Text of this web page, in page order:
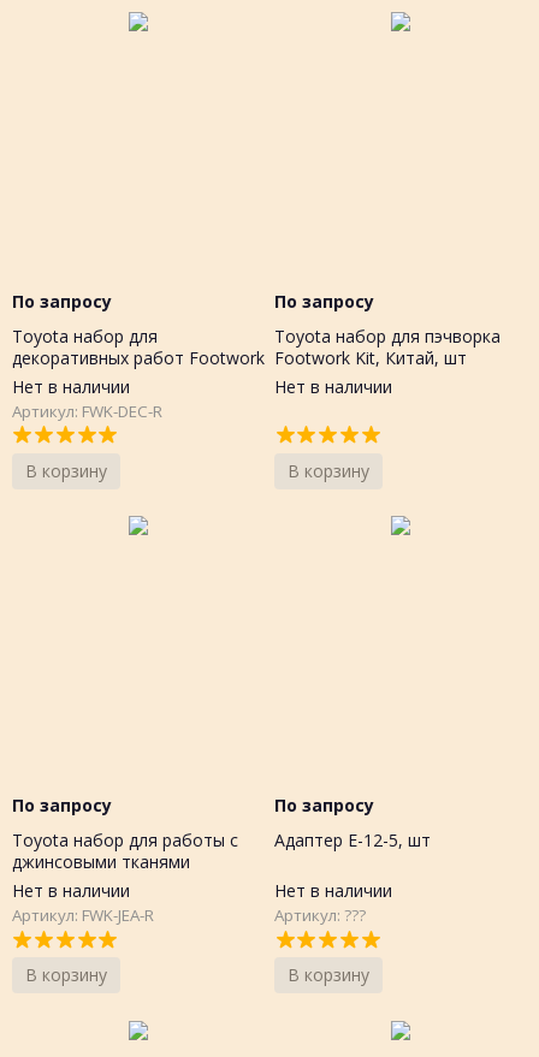
По запросу
Toyota набор для
декоративных работ Footwork
Kit, шт
Нет в наличии
Артикул: FWK-DEC-R
В корзину
По запросу
Toyota набор для пэчворка
Footwork Kit, Китай, шт
Нет в наличии
В корзину
По запросу
Toyota набор для работы с
джинсовыми тканями
Footwork Kit, Китай, шт
Нет в наличии
Артикул: FWK-JEA-R
В корзину
По запросу
Адаптер Е-12-5, шт
Нет в наличии
Артикул: ???
В корзину